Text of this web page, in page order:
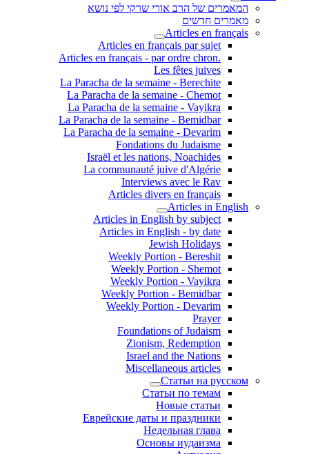
המאמרים של הרב אורי שרקי לפי נושא
מאמרים חדשים
Articles en français
Articles en français par sujet
.Articles en français - par ordre chron
Les fêtes juives
La Paracha de la semaine - Berechite
La Paracha de la semaine - Chemot
La Paracha de la semaine - Vayikra
La Paracha de la semaine - Bemidbar
La Paracha de la semaine - Devarim
Fondations du Judaisme
Israël et les nations, Noachides
La communauté juive d'Algérie
Interviews avec le Rav
Articles divers en français
Articles in English
Articles in English by subject
Articles in English - by date
Jewish Holidays
Weekly Portion - Bereshit
Weekly Portion - Shemot
Weekly Portion - Vayikra
Weekly Portion - Bemidbar
Weekly Portion - Devarim
Prayer
Foundations of Judaism
Zionism, Redemption
Israel and the Nations
Miscellaneous articles
Статьи на русском
Статьи по темам
Новые статьи
Еврейские даты и праздники
Недельная глава
Основы иудаизма